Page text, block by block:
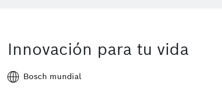
Innovación para tu vida
Bosch mundial